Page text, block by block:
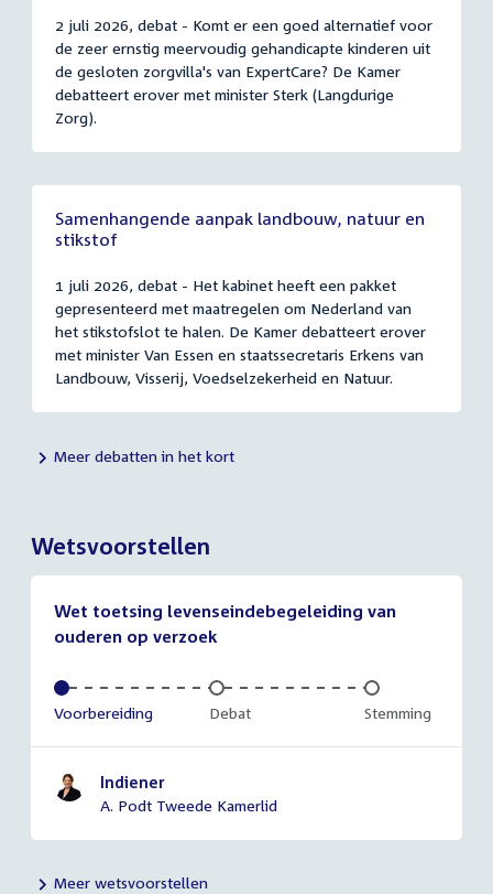
2 juli 2026, debat - Komt er een goed alternatief voor
de zeer ernstig meervoudig gehandicapte kinderen uit
de gesloten zorgvilla's van ExpertCare? De Kamer
debatteert erover met minister Sterk (Langdurige
Zorg).
Samenhangende aanpak landbouw, natuur en
stikstof
1 juli 2026, debat - Het kabinet heeft een pakket
gepresenteerd met maatregelen om Nederland van
het stikstofslot te halen. De Kamer debatteert erover
met minister Van Essen en staatssecretaris Erkens van
Landbouw, Visserij, Voedselzekerheid en Natuur.
Meer debatten in het kort
Wetsvoorstellen
Wet toetsing levenseindebegeleiding van
ouderen op verzoek
Voltooid:
Voorbereiding Onvoltooid:
Debat Onvoltooid:
Stemming
Indiener
A. Podt Tweede Kamerlid
Meer wetsvoorstellen